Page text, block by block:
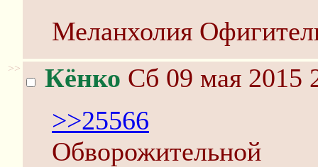
Меланхолия
>> Кёнко Сб 09 мая 2015
>>25566
Обворожительной